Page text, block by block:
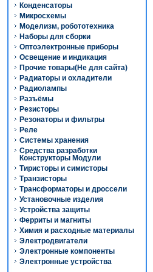
Конденсаторы
Микросхемы
Моделизм, робототехника
Наборы для сборки
Оптоэлектронные приборы
Освещение и индикация
Прочие товары(Не для сайта)
Радиаторы и охладители
Радиолампы
Разъёмы
Резисторы
Резонаторы и фильтры
Реле
Системы хранения
Средства разработки
Конструкторы Модули
Тиристоры и симисторы
Транзисторы
Трансформаторы и дроссели
Установочные изделия
Устройства защиты
Ферриты и магниты
Химия и расходные материалы
Электродвигатели
Электронные компоненты
Электронные устройства